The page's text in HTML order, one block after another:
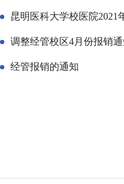
昆明医科大学校医院2021
调整经管校区4月份报销通
经管报销的通知